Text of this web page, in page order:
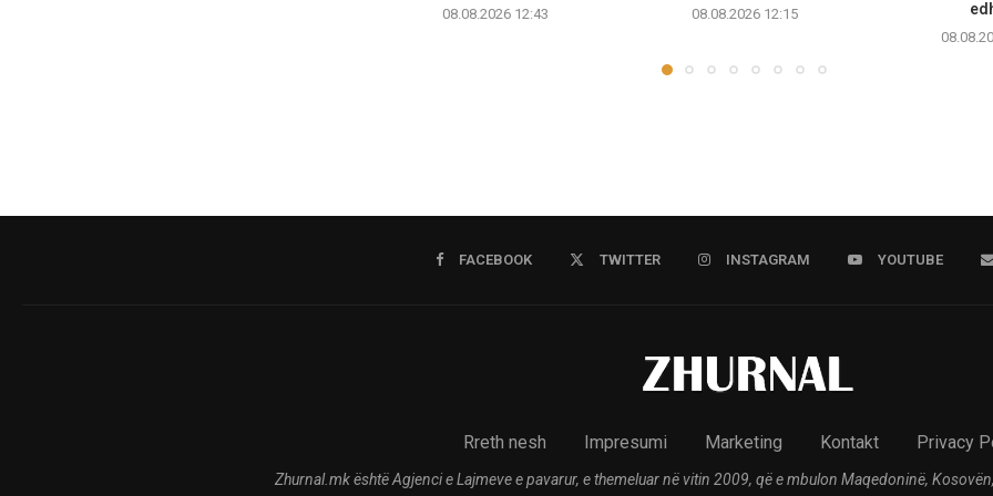
08.08.2026 12:43 08.08.2026 12:15
FACEBOOK TWITTER INSTAGRAM YOUTUBE
Rreth nesh Impresumi Marketing Kontakt Privacy
Zhurnal.mk është Agjenci e Lajmeve e pavarur, e themeluar në vitin 2009, që e mbulon Maqedoninë,